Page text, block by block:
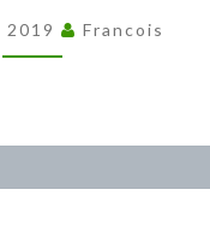
EXTRASYSTOLES
2019 Francois